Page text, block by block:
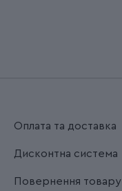
Оплата та доставка
Дисконтна система
Повернення товару